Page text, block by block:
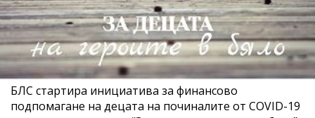
БЛС стартира инициатива за финансово
подпомагане на децата на починалите от COVID-19